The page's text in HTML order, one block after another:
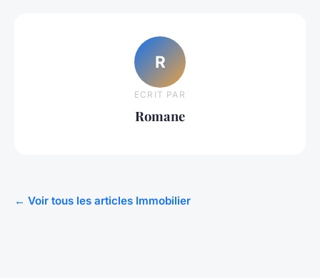
R
ECRIT PAR
Romane
← Voir tous les articles Immobilier